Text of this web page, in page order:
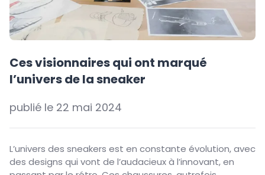
Ces visionnaires qui ont marqué
l’univers de la sneaker
publié le 22 mai 2024
L’univers des sneakers est en constante évolution, avec
des designs qui vont de l’audacieux à l’innovant, en